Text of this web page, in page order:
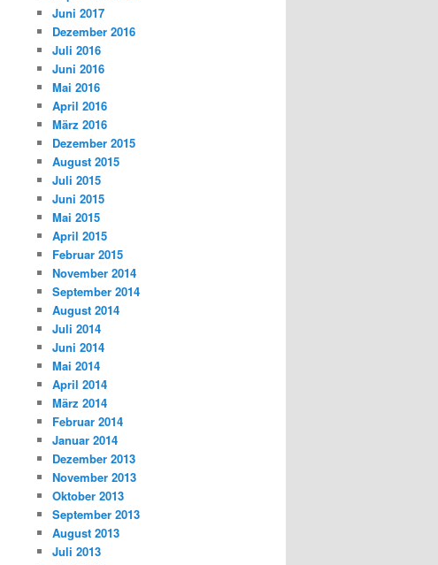
Juni 2017
Dezember 2016
Juli 2016
Juni 2016
Mai 2016
April 2016
März 2016
Dezember 2015
August 2015
Juli 2015
Juni 2015
Mai 2015
April 2015
Februar 2015
November 2014
September 2014
August 2014
Juli 2014
Juni 2014
Mai 2014
April 2014
März 2014
Februar 2014
Januar 2014
Dezember 2013
November 2013
Oktober 2013
September 2013
August 2013
Juli 2013